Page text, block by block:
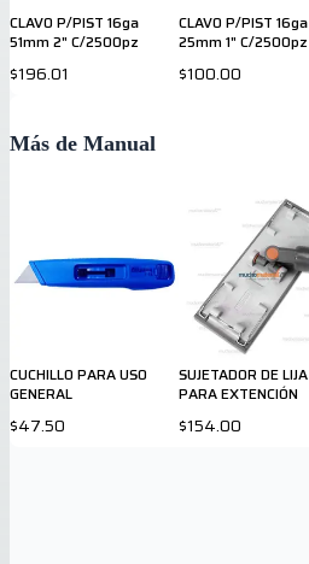
CLAVO P/PIST 16ga
51mm 2" C/2500pz
$196.01
CLAVO P/PIST 16ga
25mm 1" C/2500pz
$100.00
Más de Manual
CUCHILLO PARA USO
GENERAL
$47.50
SUJETADOR DE LIJA
PARA EXTENCIÓN
$154.00